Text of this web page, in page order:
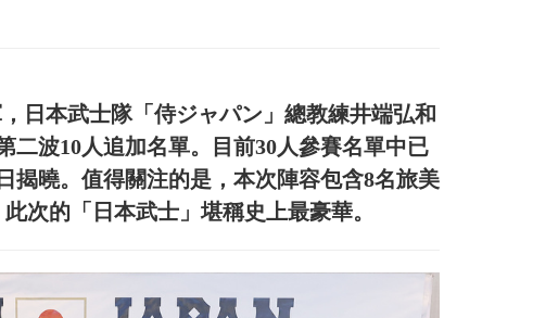
日本武士隊「侍ジャパン」總教練井端弘和
二波10人追加名單。目前30人參賽名單中已
揭曉。值得關注的是，本次陣容包含8名旅美
次的「日本武士」堪稱史上最豪華。